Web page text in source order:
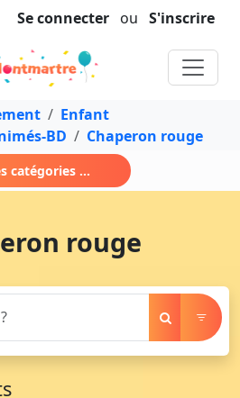
Se connecter ou S'inscrire
Enfant
BD
Chaperon rouge
catégories ...
rouge